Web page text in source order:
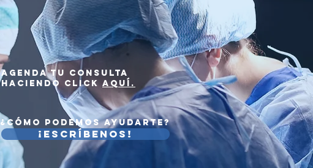
Agenda tu consulta
haciendo click Aquí.
¿Cómo podemos ayudarte?
¡Escríbenos!